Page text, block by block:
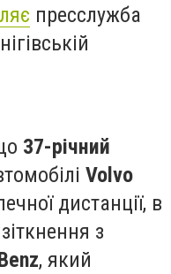
пресслужба
37-річний
Volvo
дистанції, в
з
, який